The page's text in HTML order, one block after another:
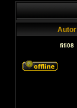
Autor
fifi08